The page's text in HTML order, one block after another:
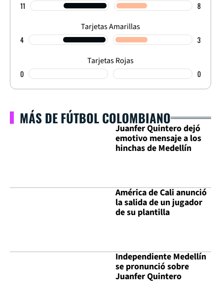
11 8
Tarjetas Amarillas
4 3
Tarjetas Rojas
0 0
MÁS DE FÚTBOL COLOMBIANO
Juanfer Quintero dejó
emotivo mensaje a los
hinchas de Medellín
América de Cali anunció
la salida de un jugador
de su plantilla
Independiente Medellín
se pronunció sobre
Juanfer Quintero